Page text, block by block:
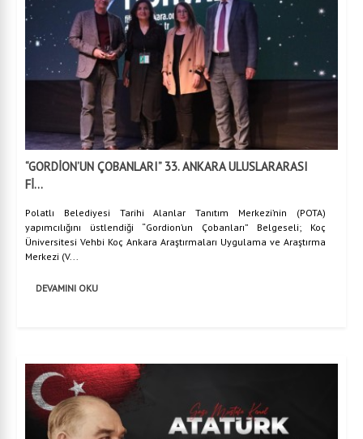
“GORDİON’UN ÇOBANLARI” 33. ANKARA ULUSLARARASI
Fİ...
Polatlı Belediyesi Tarihi Alanlar Tanıtım Merkezi’nin (POTA)
yapımcılığını üstlendiği “Gordion’un Çobanları” Belgeseli; Koç
Üniversitesi Vehbi Koç Ankara Araştırmaları Uygulama ve Araştırma
Merkezi (V...
DEVAMINI OKU